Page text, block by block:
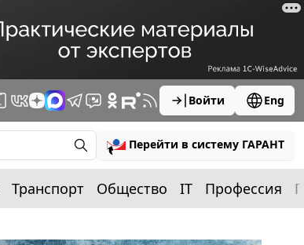
Войти Eng
Перейти в систему ГАРАНТ
Транспорт Общество IT Профессия